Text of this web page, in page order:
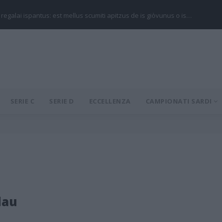
regalai ispantus: est mellus scumiti apitzus de is giòvunus o is…
SERIE C SERIE D ECCELLENZA CAMPIONATI SARDI